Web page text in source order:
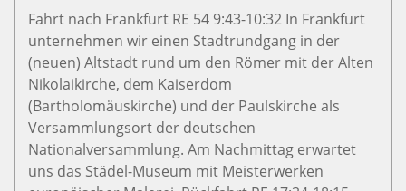
Fahrt nach Frankfurt RE 54 9:43-10:32 In Frankfurt
unternehmen wir einen Stadtrundgang in der
(neuen) Altstadt rund um den Römer mit der Alten
Nikolaikirche, dem Kaiserdom
(Bartholomäuskirche) und der Paulskirche als
Versammlungsort der deutschen
Nationalversammlung. Am Nachmittag erwartet
uns das Städel-Museum mit Meisterwerken